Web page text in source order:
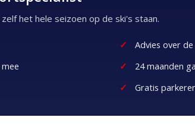
het hele seizoen op de ski's staan.
Advies over
24 maanden
Gratis